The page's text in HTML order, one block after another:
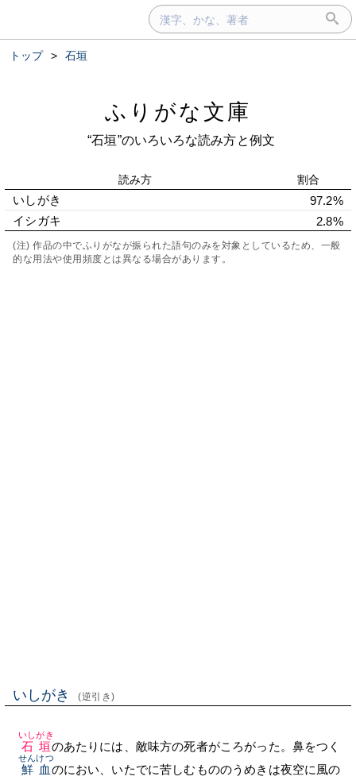
トップ > 石垣
ふりがな文庫
“石垣”のいろいろな読み方と例文
読み方 割合
いしがき
97.2%
イシガキ
2.8%
(注) 作品の中でふりがなが振られた語句のみを対象としているため、一般
的な用法や使用頻度とは異なる場合があります。
いしがき (逆引き)
石垣
いしがき
のあたりには、敵味方の死者がころがった。鼻をつく
鮮血
せんけつ
のにおい、いたでに苦しむもののうめきは夜空に風の